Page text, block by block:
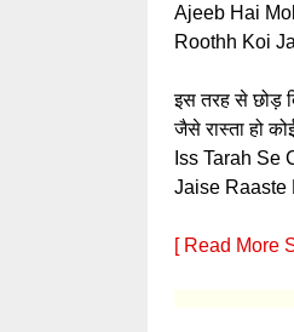
Ajeeb Hai
Roothh Koi
इस तरह से छोड़
जैसे रास्ता हो
Iss Tarah Se
Jaise Raaste
[ Read More